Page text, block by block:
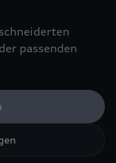
passenden